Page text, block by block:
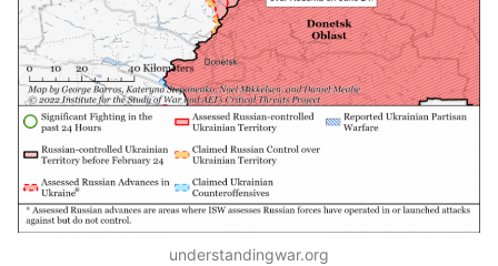
understandingwar.org